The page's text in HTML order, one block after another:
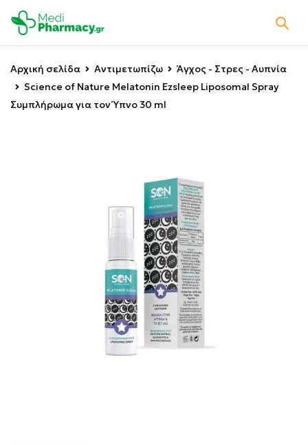
Αρχική σελίδα Αντιμετωπίζω
Άγχος - Στρες - Αυπνία
Science of Nature Melatonin Ezsleep Liposomal Spray
Συμπλήρωμα για τον Ύπνο 30 ml